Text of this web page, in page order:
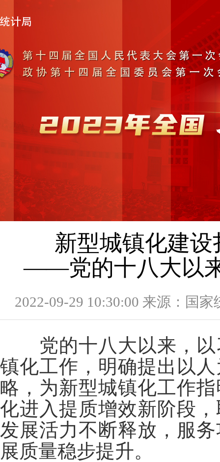
新型城镇化建
——党的十八大以
2022-09-29 10:30:00 来源：国家
党的十八大以来，
镇化工作，明确提出以
略，为新型城镇化工作
化进入提质增效新阶段
发展活力不断释放，服
展质量稳步提升。